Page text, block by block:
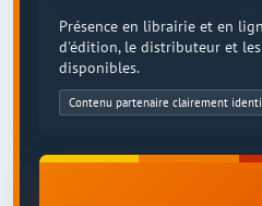
Présence en librairie et en
d'édition, le distributeur et les
disponibles.
Contenu partenaire clairement